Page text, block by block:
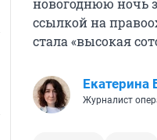
новогоднюю ночь
ссылкой на
стала «высокая
Екатерина
Журналист